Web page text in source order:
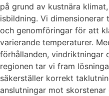
på grund av kustnära
isbildning. Vi
och genomföringar för att
varierande temperaturer.
förhållanden, vindriktningar
regionen tar vi fram
säkerställer korrekt
anslutningar mot